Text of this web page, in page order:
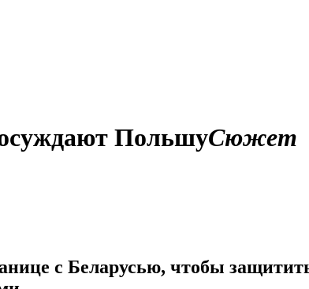
осуждают ПольшуСюжет
с Беларусью, чтобы